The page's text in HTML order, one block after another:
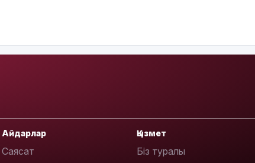
Айдарлар
Саясат
Қызмет
Біз туралы